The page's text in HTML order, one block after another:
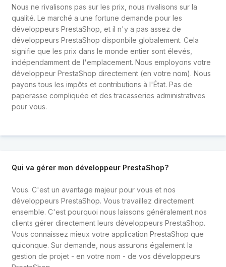
Nous ne rivalisons pas sur les prix, nous rivalisons sur la
qualité. Le marché a une fortune demande pour les
développeurs PrestaShop, et il n'y a pas assez de
développeurs PrestaShop disponbile globalement. Cela
signifie que les prix dans le monde entier sont élevés,
indépendamment de l'emplacement. Nous employons votre
développeur PrestaShop directement (en votre nom). Nous
payons tous les impôts et contributions à l'État. Pas de
paperasse compliquée et des tracasseries administratives
pour vous.
Qui va gérer mon développeur PrestaShop?
Vous. C'est un avantage majeur pour vous et nos
développeurs PrestaShop. Vous travaillez directement
ensemble. C'est pourquoi nous laissons généralement nos
clients gérer directement leurs développeurs PrestaShop.
Vous connaissez mieux votre application PrestaShop que
quiconque. Sur demande, nous assurons également la
gestion de projet - en votre nom - de vos développeurs